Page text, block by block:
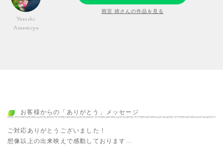
Yasushi
Amemiya
雨宮 靖さんの作品を見る
お客様からの「ありがとう」メッセージ
ご対応ありがとうございました！
想像以上の出来映えで感動しております…